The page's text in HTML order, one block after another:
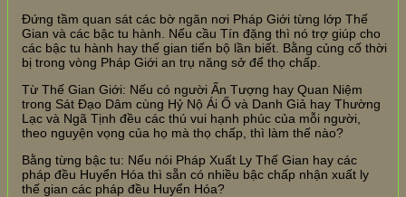
Đứng tầm quan sát các bờ ngăn nơi Pháp Giới từng lớp Thế
Gian và các bậc tu hành. Nếu cầu Tín đặng thì nó trợ giúp cho
các bậc tu hành hay thế gian tiến bộ lần biết. Bằng củng cố thời
bị trong vòng Pháp Giới an trụ năng sở để thọ chấp.
Từ Thế Gian Giới: Nếu có người Ấn Tượng hay Quan Niệm
trong Sát Đạo Dâm cùng Hỷ Nộ Ái Ố và Danh Giả hay Thường
Lạc và Ngã Tịnh đều các thú vui hạnh phúc của mỗi người,
theo nguyện vọng của họ mà thọ chấp, thì làm thế nào?
Bằng từng bậc tu: Nếu nói Pháp Xuất Ly Thế Gian hay các
pháp đều Huyển Hóa thì sẵn có nhiều bậc chấp nhận xuất ly
thế gian các pháp đều Huyển Hóa?